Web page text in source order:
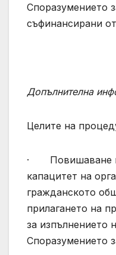
Споразумението
съфинансирани
Допълнителна
Целите на
· Повишаване
капацитет на
гражданското
прилагането на
за изпълнението
Споразумението